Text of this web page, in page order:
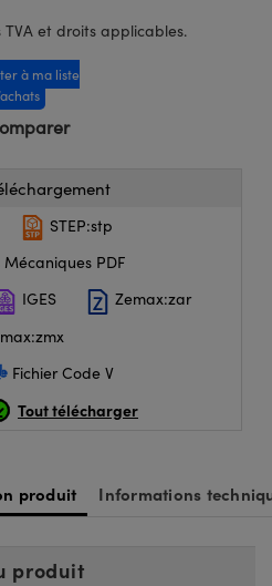
TVA et droits applicables.
à ma liste
STEP:stp
Mécaniques PDF
IGES
Zemax:zar
Fichier Code V
Tout télécharger
produit Informations
produit